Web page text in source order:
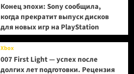
Конец эпохи: Sony сообщила,
когда прекратит выпуск дисков
для новых игр на PlayStation
Xbox
007 First Light — успех после
долгих лет подготовки. Рецензия